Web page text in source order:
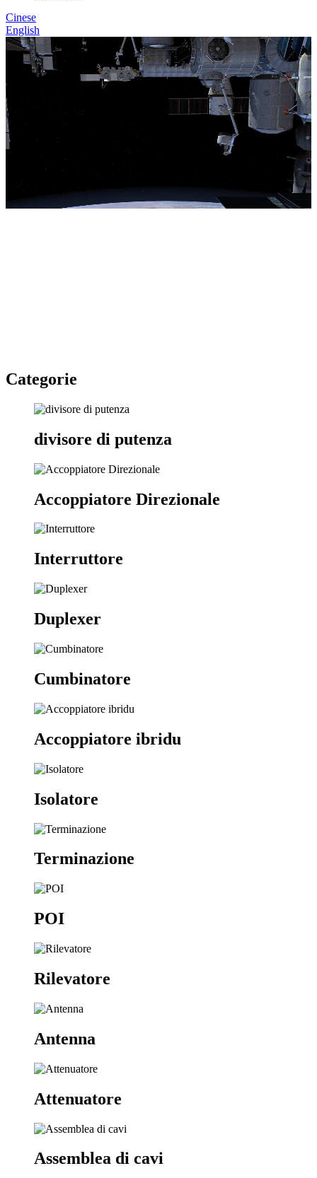
Cinese
English
Categorie
divisore di putenza
Accoppiatore Direzionale
Interruttore
Duplexer
Cumbinatore
Accoppiatore ibridu
Isolatore
Terminazione
POI
Rilevatore
Antenna
Attenuatore
Assemblea di cavi